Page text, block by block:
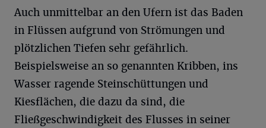
Auch unmittelbar an den Ufern ist das Baden
in Flüssen aufgrund von Strömungen und
plötzlichen Tiefen sehr gefährlich.
Beispielsweise an so genannten Kribben, ins
Wasser ragende Steinschüttungen und
Kiesflächen, die dazu da sind, die
Fließgeschwindigkeit des Flusses in seiner